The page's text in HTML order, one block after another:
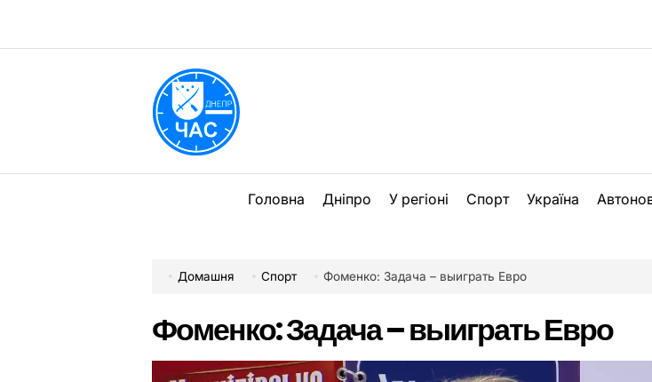
вмісту
Головна Дніпро У регіоні Спорт Україна
Домашня Спорт Фоменко: Задача – выиграть Евро
Фоменко: Задача – выиграть Евро